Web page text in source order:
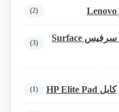
(2)
نوک قلم سرفیس Surface
(3)
کابل HP Elite Pad (1)